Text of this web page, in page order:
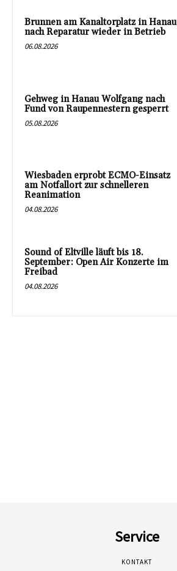
Brunnen am Kanaltorplatz in Hanau
nach Reparatur wieder in Betrieb
06.08.2026
Gehweg in Hanau Wolfgang nach
Fund von Raupennestern gesperrt
05.08.2026
Wiesbaden erprobt ECMO-Einsatz
am Notfallort zur schnelleren
Reanimation
04.08.2026
Sound of Eltville läuft bis 18.
September: Open Air Konzerte im
Freibad
04.08.2026
Service
KONTAKT